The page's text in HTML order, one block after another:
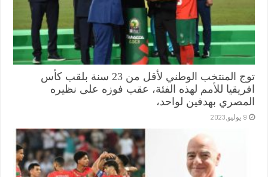
توج المنتخب الوطني لأقل من 23 سنة بلقب كأس
افريقيا للأمم لهذه الفئة، عقب فوزه على نظيره
المصري بهدفين لواحد،
9 يوليو,2023